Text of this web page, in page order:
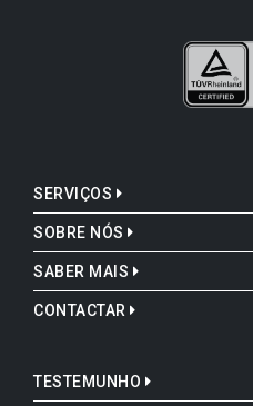
SERVIÇOS
SOBRE NÓS
SABER MAIS
CONTACTAR
TESTEMUNHO